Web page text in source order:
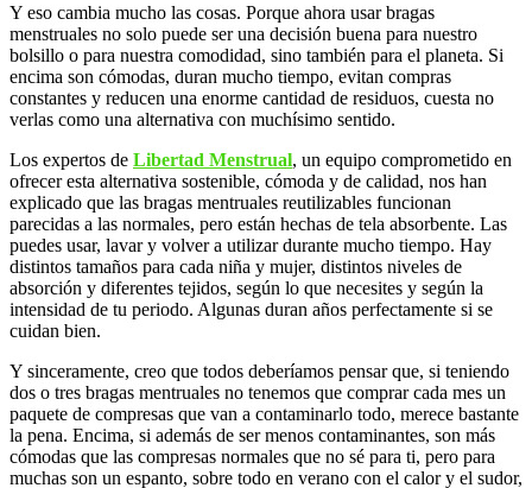
Y eso cambia mucho las cosas. Porque ahora usar bragas
menstruales no solo puede ser una decisión buena para nuestro
bolsillo o para nuestra comodidad, sino también para el planeta. Si
encima son cómodas, duran mucho tiempo, evitan compras
constantes y reducen una enorme cantidad de residuos, cuesta no
verlas como una alternativa con muchísimo sentido.
Los expertos de Libertad Menstrual, un equipo comprometido en
ofrecer esta alternativa sostenible, cómoda y de calidad, nos han
explicado que las bragas mentruales reutilizables funcionan
parecidas a las normales, pero están hechas de tela absorbente. Las
puedes usar, lavar y volver a utilizar durante mucho tiempo. Hay
distintos tamaños para cada niña y mujer, distintos niveles de
absorción y diferentes tejidos, según lo que necesites y según la
intensidad de tu periodo. Algunas duran años perfectamente si se
cuidan bien.
Y sinceramente, creo que todos deberíamos pensar que, si teniendo
dos o tres bragas mentruales no tenemos que comprar cada mes un
paquete de compresas que van a contaminarlo todo, merece bastante
la pena. Encima, si además de ser menos contaminantes, son más
cómodas que las compresas normales que no sé para ti, pero para
muchas son un espanto, sobre todo en verano con el calor y el sudor,